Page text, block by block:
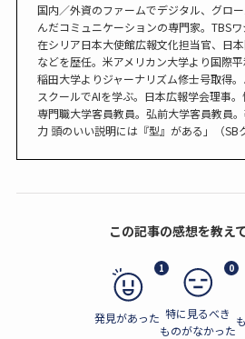
国内／外資のファームでデジタル、グロ
んだコミュニケーションの専門家。TBSワ
在シリア日本大使館広報文化担当官、日
などを歴任。米アメリカン大学より国際
稲田大学よりジャーナリズム修士号取得
スクールでAIを学ぶ。日本広報学会理事
専門職大学客員教員。弘前大学客員教員
力 頭のいい説明には『型』がある」（SB
この記事の感想を教え
1
発見があった
0
特に見るべき
ものがなかった